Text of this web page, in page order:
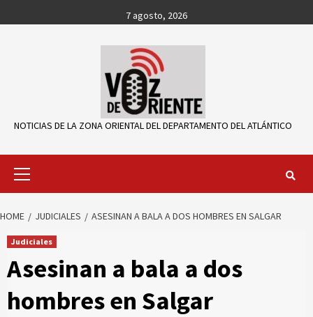
to
7 agosto, 2026
NOTICIAS DE LA ZONA ORIENTAL DEL DEPARTAMENTO DEL ATLÁNTICO
Primary
HOME JUDICIALES ASESINAN A BALA A DOS HOMBRES EN SALGAR
Judiciales
Asesinan a bala a dos
hombres en Salgar